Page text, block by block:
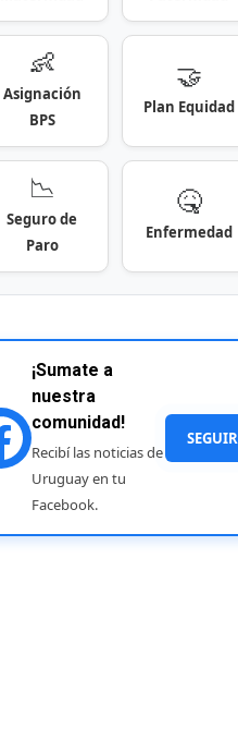
👶
Asignación
BPS
🤝
Plan Equidad
📉
Seguro de
Paro
🤒
Enfermedad
¡Sumate a
nuestra
comunidad!
Recibí las noticias de
Uruguay en tu
Facebook.
SEGUIR